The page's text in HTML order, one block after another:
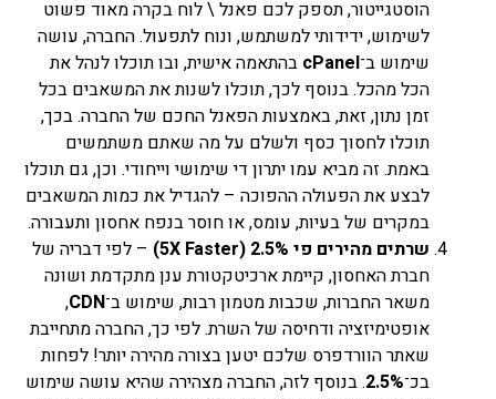
הוסטגייטור, תספק לכם פאנל \ לוח בקרה מאוד פשוט
לשימוש, ידידותי למשתמש, ונוח לתפעול. החברה, עושה
שימוש ב־cPanel בהתאמה אישית, ובו תוכלו לנהל את
הכל מהכל. בנוסף לכך, תוכלו לשנות את המשאבים בכל
זמן נתון, זאת, באמצעות הפאנל החכם של החברה. בכך,
תוכלו לחסוך כסף ולשלם על מה שאתם משתמשים
באמת. זה מביא עמו יתרון די שימושי וייחודי. וכן, גם תוכלו
לבצע את הפעולה ההפוכה – להגדיל את כמות המשאבים
במקרים של בעיות, עומס, או חוסר בנפח אחסון ותעבורה.
שרתים מהירים פי 2.5% (
5X Faster
) – לפי דבריה של
חברת האחסון, קיימת ארכיטקטורת ענן מתקדמת ושונה
משאר החברות, שכבות מטמון רבות, שימוש ב־CDN
,
אופטימיזציה ודחיסה של השרת. לפי כך, החברה מתחייבת
שאתר הוורדפרס שלכם יטען בצורה מהירה יותר! לפחות
בכ־2.5%. בנוסף לזה, החברה מצהירה שהיא עושה שימוש